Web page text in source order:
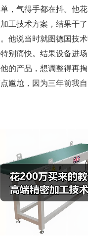
，气得手都在抖。他花
工技术方案，结果干
他说当时就图德国技
别痛快。结果设备进
的产品，想调整得再
尴尬，因为三年前我